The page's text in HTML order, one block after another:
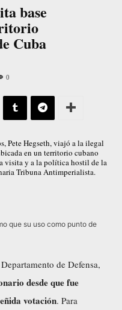
base
Cuba
0
Pete Hegseth, viajó a la ilegal
en un territorio cubano
visita y a la política hostil de la
Tribuna Antimperialista.
que su uso como punto de
de Defensa,
desde que fue
votación. Para